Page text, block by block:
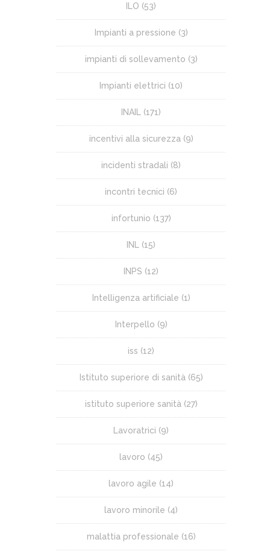
ILO (53)
Impianti a pressione (3)
impianti di sollevamento (3)
Impianti elettrici (10)
INAIL (171)
incentivi alla sicurezza (9)
incidenti stradali (8)
incontri tecnici (6)
infortunio (137)
INL (15)
INPS (12)
Intelligenza artificiale (1)
Interpello (9)
iss (12)
Istituto superiore di sanità (65)
istituto superiore sanità (27)
Lavoratrici (9)
lavoro (45)
lavoro agile (14)
lavoro minorile (4)
malattia professionale (16)